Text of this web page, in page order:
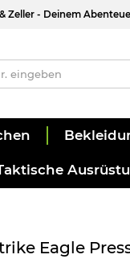
Zeller - Deinem
Eagle